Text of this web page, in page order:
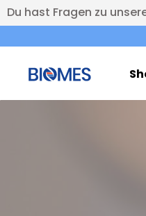
Du hast Fragen zu